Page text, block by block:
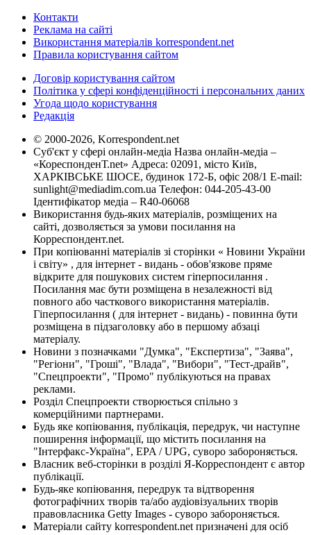
Контакти
Реклама на сайті
Використання матеріалів korrespondent.net
Правила користування сайтом
Договір користування сайтом
Політика у сфері конфіденційності і персональних даних
Угода щодо користування
Редакція
© 2000-2026, Korrespondent.net
Суб'єкт у сфері онлайн-медіа Назва онлайн-медіа –
«КореспонденТ.net» Адреса: 02091, місто Київ,
ХАРКІВСЬКЕ ШОСЕ, будинок 172-Б, офіс 208/1 E-mail:
sunlight@mediadim.com.ua Телефон: 044-205-43-00
Ідентифікатор медіа – R40-06068
Використання будь-яких матеріалів, розміщених на
сайті, дозволяється за умови посилання на
Корреспондент.net.
При копіюванні матеріалів зі сторінки « Новини України
і світу» , для інтернет - видань - обов'язкове пряме
відкрите для пошукових систем гіперпосилання .
Посилання має бути розміщена в незалежності від
повного або часткового використання матеріалів.
Гіперпосилання ( для інтернет - видань) - повинна бути
розміщена в підзаголовку або в першому абзаці
матеріалу.
Новини з позначками "Думка", "Експертиза", "Заява",
"Регіони", "Гроші", "Влада", "Вибори", "Тест-драйв",
"Спецпроекти", "Промо" публікуються на правах
реклами.
Розділ Спецпроекти створюється спільно з
комерційними партнерами.
Будь яке копіювання, публікація, передрук, чи наступне
поширення інформації, що містить посилання на
"Інтерфакс-Україна", EPA / UPG, суворо забороняється.
Власник веб-сторінки в розділі Я-Корреспондент є автор
публікації.
Будь-яке копіювання, передрук та відтворення
фотографічних творів та/або аудіовізуальних творів
правовласника Getty Images - суворо забороняється.
Матеріали сайту korrespondent.net призначені для осіб